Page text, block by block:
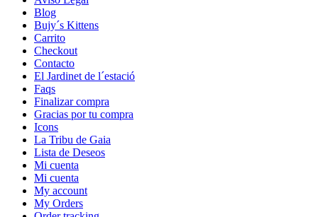
Blog
Bujy´s Kittens
Carrito
Checkout
Contacto
El Jardinet de l´estació
Faqs
Finalizar compra
Gracias por tu compra
Icons
La Tribu de Gaia
Lista de Deseos
Mi cuenta
Mi cuenta
My account
My Orders